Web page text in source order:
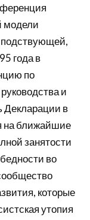
модели
года в
по
и
Декларации в
на ближайшие
занятости
во
которые
утопия